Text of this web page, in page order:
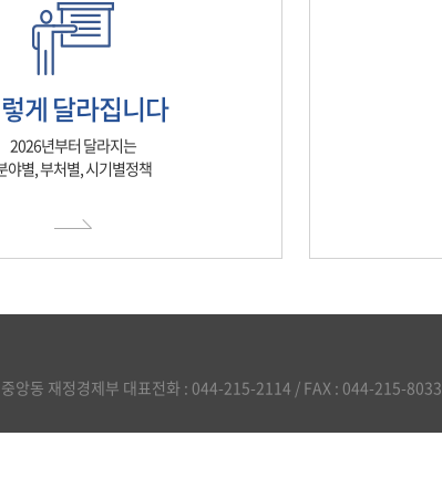
게 달라집니다
2026년부터 달라지는
야별, 부처별, 시기별정책
앙동 재정경제부 대표전화 : 044-215-2114 / FAX : 044-215-8033